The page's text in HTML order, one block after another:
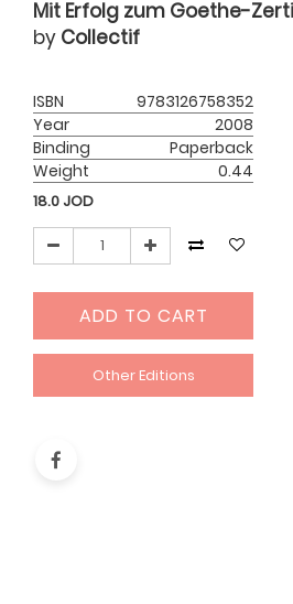
Mit Erfolg zum Goethe-
by Collectif
ISBN
9783126758352
Year
2008
Binding
Paperback
Weight
0.44
18.0 JOD
ADD TO CART
Other Editions